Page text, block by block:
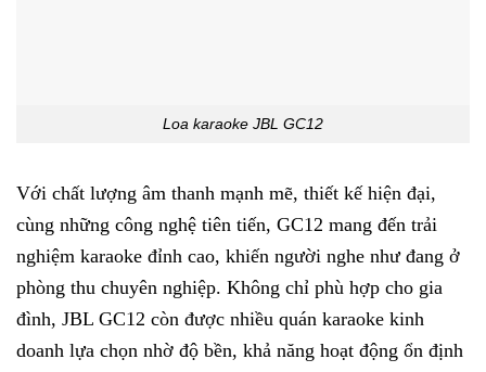
Loa karaoke JBL GC12
Với chất lượng âm thanh mạnh mẽ, thiết kế hiện đại,
cùng những công nghệ tiên tiến, GC12 mang đến trải
nghiệm karaoke đỉnh cao, khiến người nghe như đang ở
phòng thu chuyên nghiệp. Không chỉ phù hợp cho gia
đình, JBL GC12 còn được nhiều quán karaoke kinh
doanh lựa chọn nhờ độ bền, khả năng hoạt động ổn định